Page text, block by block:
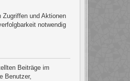
Zugriffen und Aktionen
notwendig
Beiträge im
Benutzer,